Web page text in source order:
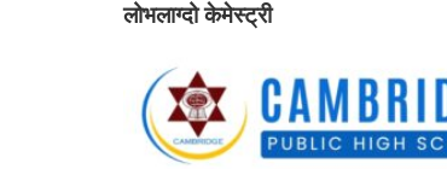
लोभलाग्दो केमेस्ट्री